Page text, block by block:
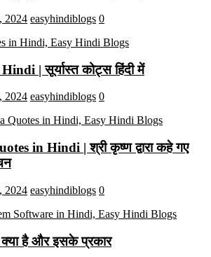
2024 easyhindiblogs 0
| सूर्यास्त कोट्स हिंदी में
2024 easyhindiblogs 0
in Hindi | श्री कृष्ण द्वारा कहे गए
2024 easyhindiblogs 0
है और इसके प्रकार